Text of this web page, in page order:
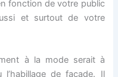
fonction de votre public
et surtout de votre
à la mode serait à
l’habillage de façade. Il